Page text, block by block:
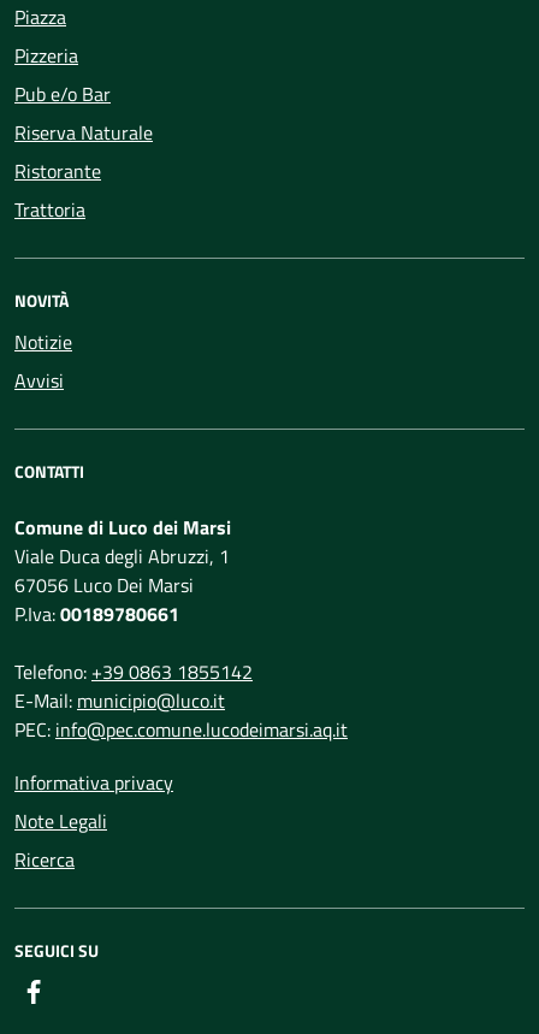
Piazza
Pizzeria
Pub e/o Bar
Riserva Naturale
Ristorante
Trattoria
NOVITÀ
Notizie
Avvisi
CONTATTI
Comune di Luco dei Marsi
Viale Duca degli Abruzzi, 1
67056 Luco Dei Marsi
P.Iva:00189780661
Telefono: +39 0863 1855142
E-Mail: municipio@luco.it
PEC: info@pec.comune.lucodeimarsi.aq.it
Informativa privacy
Note Legali
Ricerca
SEGUICI SU